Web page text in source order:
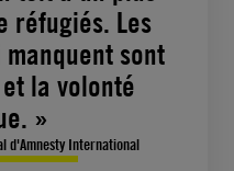
réfugiés. Les
sont
la volonté
»
d'Amnesty International